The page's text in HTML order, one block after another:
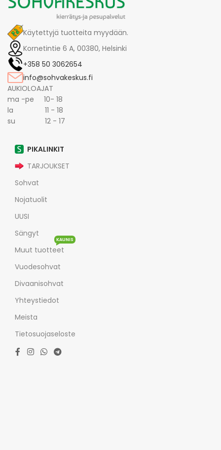
Käytettyjä tuotteita myydään.
Kornetintie 6 A, 00380, Helsinki
+358 50 3062654
info@sohvakeskus.fi
AUKIOLOAJAT
ma -pe 10- 18
la 11 - 18
su 12 - 17
PIKALINKIT
TARJOUKSET
Sohvat
Nojatuolit
UUSI
Sängyt
Muut tuotteet
KAUNIS
Vuodesohvat
Divaanisohvat
Yhteystiedot
Meista
Tietosuojaseloste